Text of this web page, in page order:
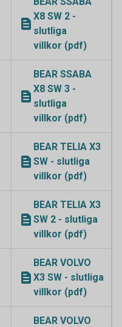
X8 SW 2 -
slutliga
villkor (pdf)
BEAR SSABA
X8 SW 3 -
slutliga
villkor (pdf)
BEAR TELIA X3
SW - slutliga
villkor (pdf)
BEAR TELIA X3
SW 2 - slutliga
villkor (pdf)
BEAR VOLVO
X3 SW - slutliga
villkor (pdf)
BEAR VOLVO